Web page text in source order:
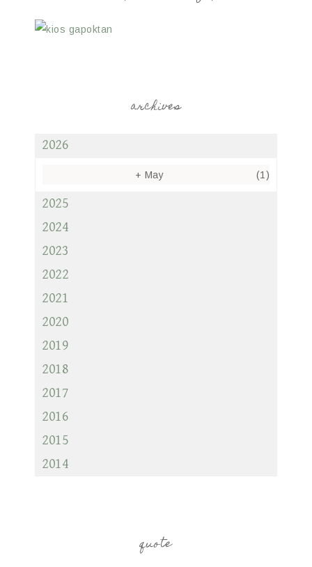
archives
2026
+ May (1)
2025
2024
2023
2022
2021
2020
2019
2018
2017
2016
2015
2014
quote